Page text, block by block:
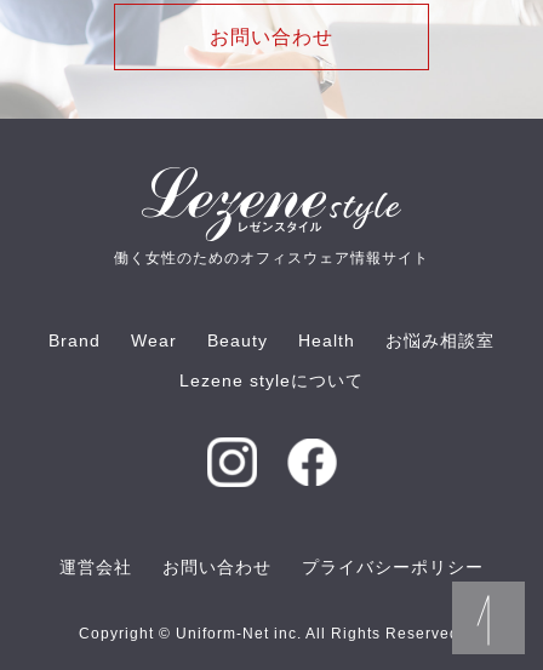
お問い合わせ
働く女性のためのオフィスウェア情報サイト
Brand Wear Beauty Health お悩み相談室
Lezene styleについて
運営会社 お問い合わせ プライバシーポリシー
Copyright © Uniform-Net inc. All Rights Reserved.